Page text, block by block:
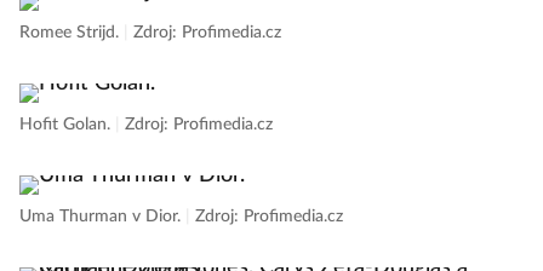
Romee Strijd. Zdroj: Profimedia.cz
Hofit Golan. Zdroj: Profimedia.cz
Uma Thurman v Dior. Zdroj: Profimedia.cz